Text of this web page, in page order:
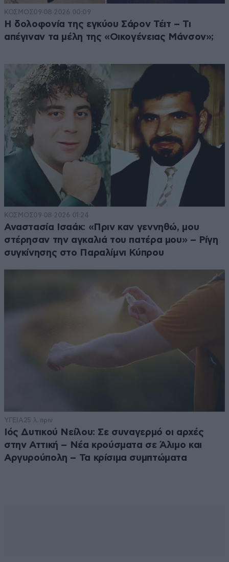
ΚΟΣΜΟΣ09·08·2026 00:09
Η δολοφονία της εγκύου Σάρον Τέιτ – Τι
απέγιναν τα μέλη της «Οικογένειας Μάνσον»;
ΚΟΣΜΟΣ09·08·2026 01:24
Αναστασία Ισαάκ: «Πριν καν γεννηθώ, μου
στέρησαν την αγκαλιά του πατέρα μου» – Ρίγη
συγκίνησης στο Παραλίμνι Κύπρου
ΥΓΕΙΑ25 λ. πριν
Ιός Δυτικού Νείλου: Σε συναγερμό οι αρχές
στην Αττική – Νέα κρούσματα σε Άλιμο και
Αργυρούπολη – Τα κρίσιμα συμπτώματα